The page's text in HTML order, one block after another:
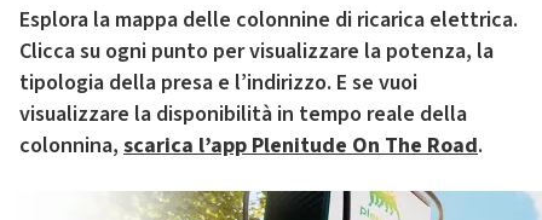
Esplora la mappa delle colonnine di ricarica elettrica.
Clicca su ogni punto per visualizzare la potenza, la
tipologia della presa e l’indirizzo. E se vuoi
visualizzare la disponibilità in tempo reale della
colonnina, scarica l’app Plenitude On The Road.